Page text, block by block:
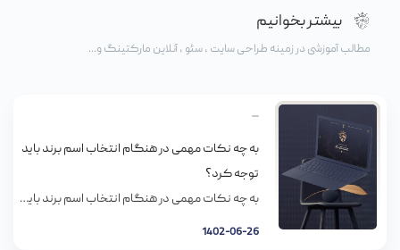
بیشتر بخوانیم
مطالب آموزشی در زمینه طراحی سایت ، سئو ، آنلاین مارکتینگ و...
به چه نکات مهمی در هنگام انتخاب اسم برند باید
توجه کرد؟
به چه نکات مهمی در هنگام انتخاب اسم برند باید توجه کرد؟ انتخاب اسم برند شاید جزو مهم‌ترین بخش‌های راه اندازی یک کسب و کار باشد. مشتری و کاربر، شما را با این اسم می‌شناسند و اگر قرار باشد درباره شما در جایی صحبت کنند، قطعا از اسم برند استفاده می‌کنند. البته کل مراحل برندسازی […]
1402-06-26